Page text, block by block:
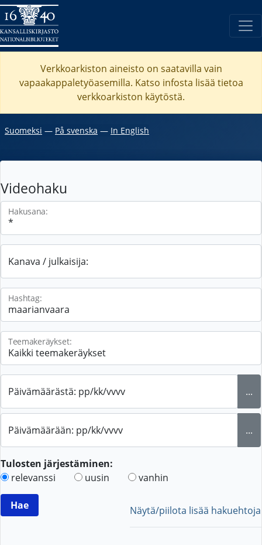
Verkkoarkiston aineisto on saatavilla vain
vapaakappaletyöasemilla. Katso infosta lisää tietoa
verkkoarkiston käytöstä.
Suomeksi ― På svenska ― In English
Videohaku
Hakusana:
Kanava / julkaisija:
Hashtag:
Teemakeräykset:
Päivämäärästä: pp/kk/vvvv ...
Päivämäärään: pp/kk/vvvv ...
Tulosten järjestäminen:
relevanssi
uusin vanhin
Näytä/piilota lisää hakuehtoja